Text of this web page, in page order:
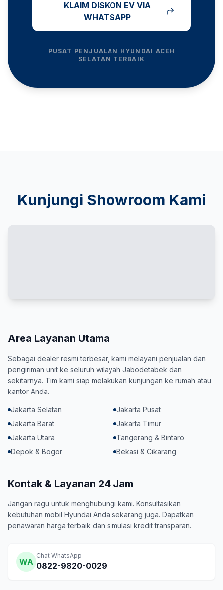
KLAIM DISKON EV VIA
WHATSAPP
PUSAT PENJUALAN HYUNDAI ACEH
SELATAN TERBAIK
Kunjungi Showroom Kami
Area Layanan Utama
Sebagai dealer resmi terbesar, kami melayani penjualan dan
pengiriman unit ke seluruh wilayah Jabodetabek dan
sekitarnya. Tim kami siap melakukan kunjungan ke rumah atau
kantor Anda.
Jakarta Selatan
Jakarta Pusat
Jakarta Barat
Jakarta Timur
Jakarta Utara
Tangerang & Bintaro
Depok & Bogor
Bekasi & Cikarang
Kontak & Layanan 24 Jam
Jangan ragu untuk menghubungi kami. Konsultasikan
kebutuhan mobil Hyundai Anda sekarang juga. Dapatkan
penawaran harga terbaik dan simulasi kredit transparan.
WA
Chat WhatsApp
0822-9820-0029